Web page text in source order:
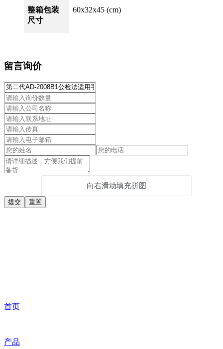
整箱包装
尺寸
60x32x45 (cm)
留言询价
向右滑动填充拼图
首页
产品